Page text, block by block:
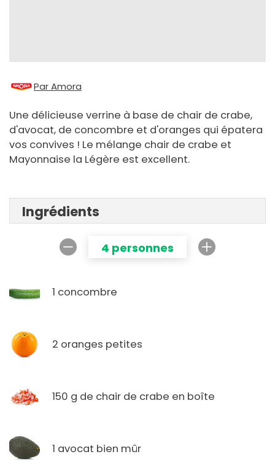
Par Amora
Une délicieuse verrine à base de chair de crabe,
d'avocat, de concombre et d'oranges qui épatera
vos convives ! Le mélange chair de crabe et
Mayonnaise la Légère est excellent.
Ingrédients
4 personnes
1 concombre
2 oranges petites
150 g de chair de crabe en boîte
1 avocat bien mûr